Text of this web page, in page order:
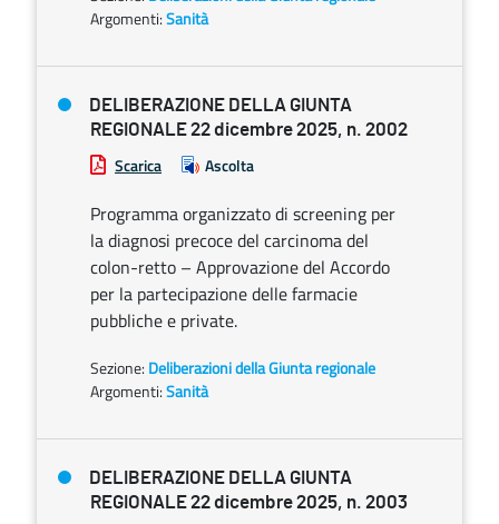
Argomenti:Sanità
DELIBERAZIONE DELLA GIUNTA
REGIONALE 22 dicembre 2025, n. 2002
Scarica Ascolta
Programma organizzato di screening per
la diagnosi precoce del carcinoma del
colon-retto – Approvazione del Accordo
per la partecipazione delle farmacie
pubbliche e private.
Sezione: Deliberazioni della Giunta regionale
Argomenti:Sanità
DELIBERAZIONE DELLA GIUNTA
REGIONALE 22 dicembre 2025, n. 2003